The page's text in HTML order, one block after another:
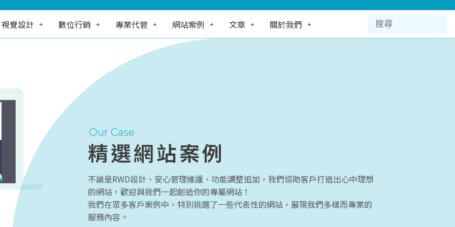
視覺設計 數位行銷 專業代管 網站案例 文章 關於我們
Our Case
精選網站案例
不論是RWD設計、安心管理維護、功能調整追加，我們協助客戶打造出心中理想
的網站，歡迎與我們一起創造你的專屬網站！
我們在眾多客戶案例中，特別挑選了一些代表性的網站，展現我們多樣而專業的
服務內容。